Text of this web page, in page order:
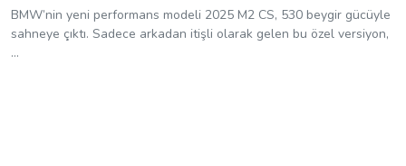
BMW’nin yeni performans modeli 2025 M2 CS, 530 beygir gücüyle
sahneye çıktı. Sadece arkadan itişli olarak gelen bu özel versiyon,
...